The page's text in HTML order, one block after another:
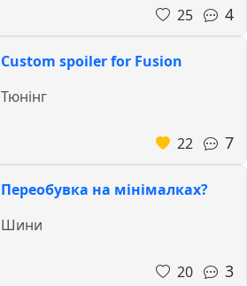
25 4
Custom spoiler for Fusion
Тюнінг
22 7
Переобувка на мінімалках?
Шини
20 3